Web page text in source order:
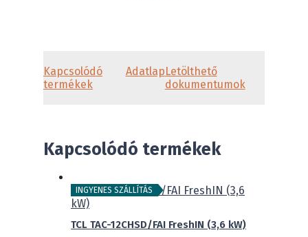
Kapcsolódó
termékek
AdatlapLetölthető
dokumentumok
Kapcsolódó termékek
INGYENES SZÁLLÍTÁS
TCL TAC-12CHSD/FAI FreshIN (3,6 kW)